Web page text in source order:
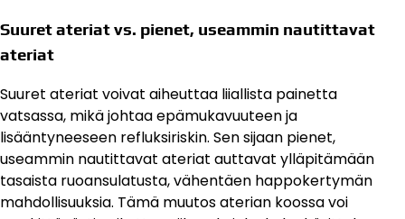
Suuret ateriat vs. pienet, useammin nautittavat
ateriat
Suuret ateriat voivat aiheuttaa liiallista painetta
vatsassa, mikä johtaa epämukavuuteen ja
lisääntyneeseen refluksiriskin. Sen sijaan pienet,
useammin nautittavat ateriat auttavat ylläpitämään
tasaista ruoansulatusta, vähentäen happokertymän
mahdollisuuksia. Tämä muutos aterian koossa voi